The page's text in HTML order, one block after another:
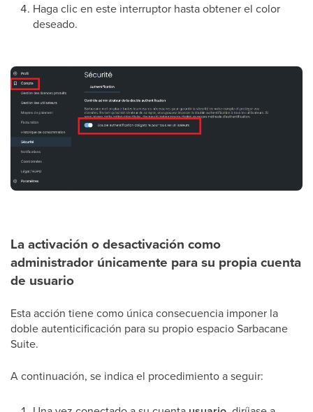
Haga clic en este interruptor hasta obtener el color
deseado.
La activación o desactivación como
administrador únicamente para su propia cuenta
de usuario
Esta acción tiene como única consecuencia imponer la
doble autenticificación para su propio espacio Sarbacane
Suite.
A continuación, se indica el procedimiento a seguir: